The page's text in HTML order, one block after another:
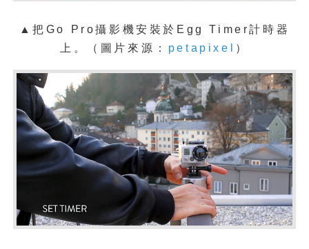
▲把Go Pro攝影機安裝於 Egg Timer計時器
上 。（圖片來源： petapixel ）